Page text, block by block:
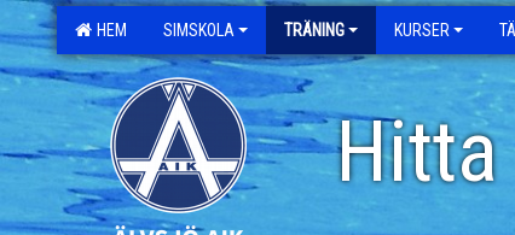
HEM SIMSKOLA TRÄNING KURSER